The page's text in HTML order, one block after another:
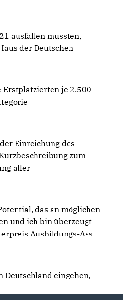
ausfallen mussten,
der Deutschen
Erstplatzierten je 2.500
Einreichung des
zum
aller
das an möglichen
und ich bin überzeugt
Ausbildungs-Ass
Deutschland eingehen,